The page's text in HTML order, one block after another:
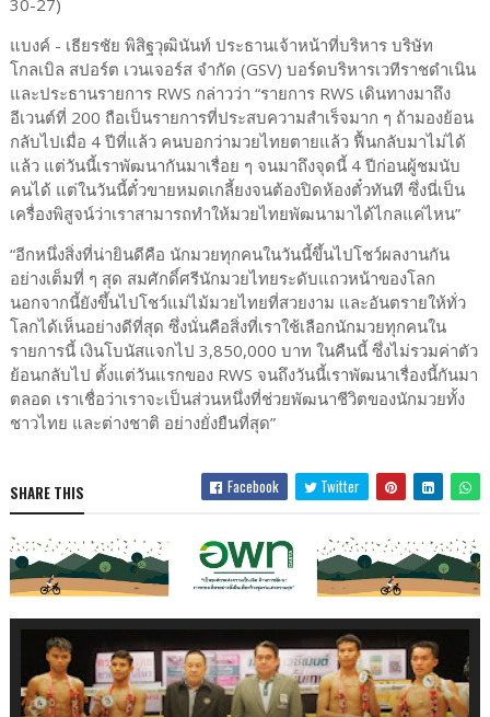
แบงค์ - เธียรชัย พิสิฐวุฒินันท์ ประธานเจ้าหน้าที่บริหาร บริษัท
โกลเบิล สปอร์ต เวนเจอร์ส จำกัด (GSV) บอร์ดบริหารเวทีราชดำเนิน
และประธานรายการ RWS กล่าวว่า “รายการ RWS เดินทางมาถึง
อีเวนต์ที่ 200 ถือเป็นรายการที่ประสบความสำเร็จมาก ๆ ถ้ามองย้อน
กลับไปเมื่อ 4 ปีที่แล้ว คนบอกว่ามวยไทยตายแล้ว ฟื้นกลับมาไม่ได้
แล้ว แต่วันนี้เราพัฒนากันมาเรื่อย ๆ จนมาถึงจุดนี้ 4 ปีก่อนผู้ชมนับ
คนได้ แต่ในวันนี้ตั๋วขายหมดเกลี้ยงจนต้องปิดห้องตั๋วทันที ซึ่งนี่เป็น
เครื่องพิสูจน์ว่าเราสามารถทำให้มวยไทยพัฒนามาได้ไกลแค่ไหน”
“อีกหนึ่งสิ่งที่น่ายินดีคือ นักมวยทุกคนในวันนี้ขึ้นไปโชว์ผลงานกัน
อย่างเต็มที่ ๆ สุด สมศักดิ์ศรีนักมวยไทยระดับแถวหน้าของโลก
นอกจากนี้ยังขึ้นไปโชว์แม่ไม้มวยไทยที่สวยงาม และอันตรายให้ทั่ว
โลกได้เห็นอย่างดีที่สุด ซึ่งนั่นคือสิ่งที่เราใช้เลือกนักมวยทุกคนใน
รายการนี้ เงินโบนัสแจกไป 3,850,000 บาท ในคืนนี้ ซึ่งไม่รวมค่าตัว
ย้อนกลับไป ตั้งแต่วันแรกของ RWS จนถึงวันนี้เราพัฒนาเรื่องนี้กันมา
ตลอด เราเชื่อว่าเราจะเป็นส่วนหนึ่งที่ช่วยพัฒนาชีวิตของนักมวยทั้ง
ชาวไทย และต่างชาติ อย่างยั่งยืนที่สุด”
SHARE THIS Facebook Twitter